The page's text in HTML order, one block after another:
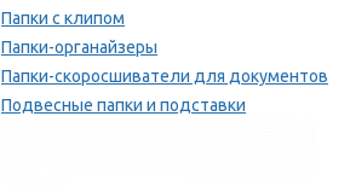
Папки с клипом
Папки-органайзеры
Папки-скоросшиватели для документов
Подвесные папки и подставки